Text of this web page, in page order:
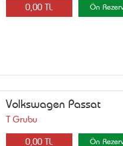
0,00 TL Ön
Volkswagen Passat
T Grubu
0,00 TL Ön